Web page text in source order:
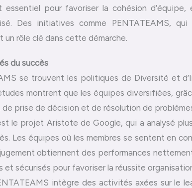
pour favoriser la cohésion d’équipe,
Des initiatives comme PENTATEAMS,
un rôle clé dans cette démarche.
du succès
se trouvent les politiques de Diversité et
montrent que les équipes diversifiées,
de prise de décision et de résolution de
le projet Aristote de Google, qui a analysé
Les équipes où les membres se sentent en
obtiennent des performances
et sécurisés pour favoriser la réussite
intègre des activités axées sur le